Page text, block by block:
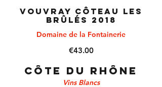
VOUVRAY Côteau les
Brûlés 2018
Domaine de la Fontainerie
€43.00
CÔTE DU RHÔNE
Vins Blancs